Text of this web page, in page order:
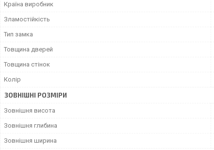
Країна виробник
Зламостійкість
Тип замка
Товщина дверей
Товщина стінок
Колір
ЗОВНІШНІ РОЗМІРИ
Зовнішня висота
Зовнішня глибина
Зовнішня ширина